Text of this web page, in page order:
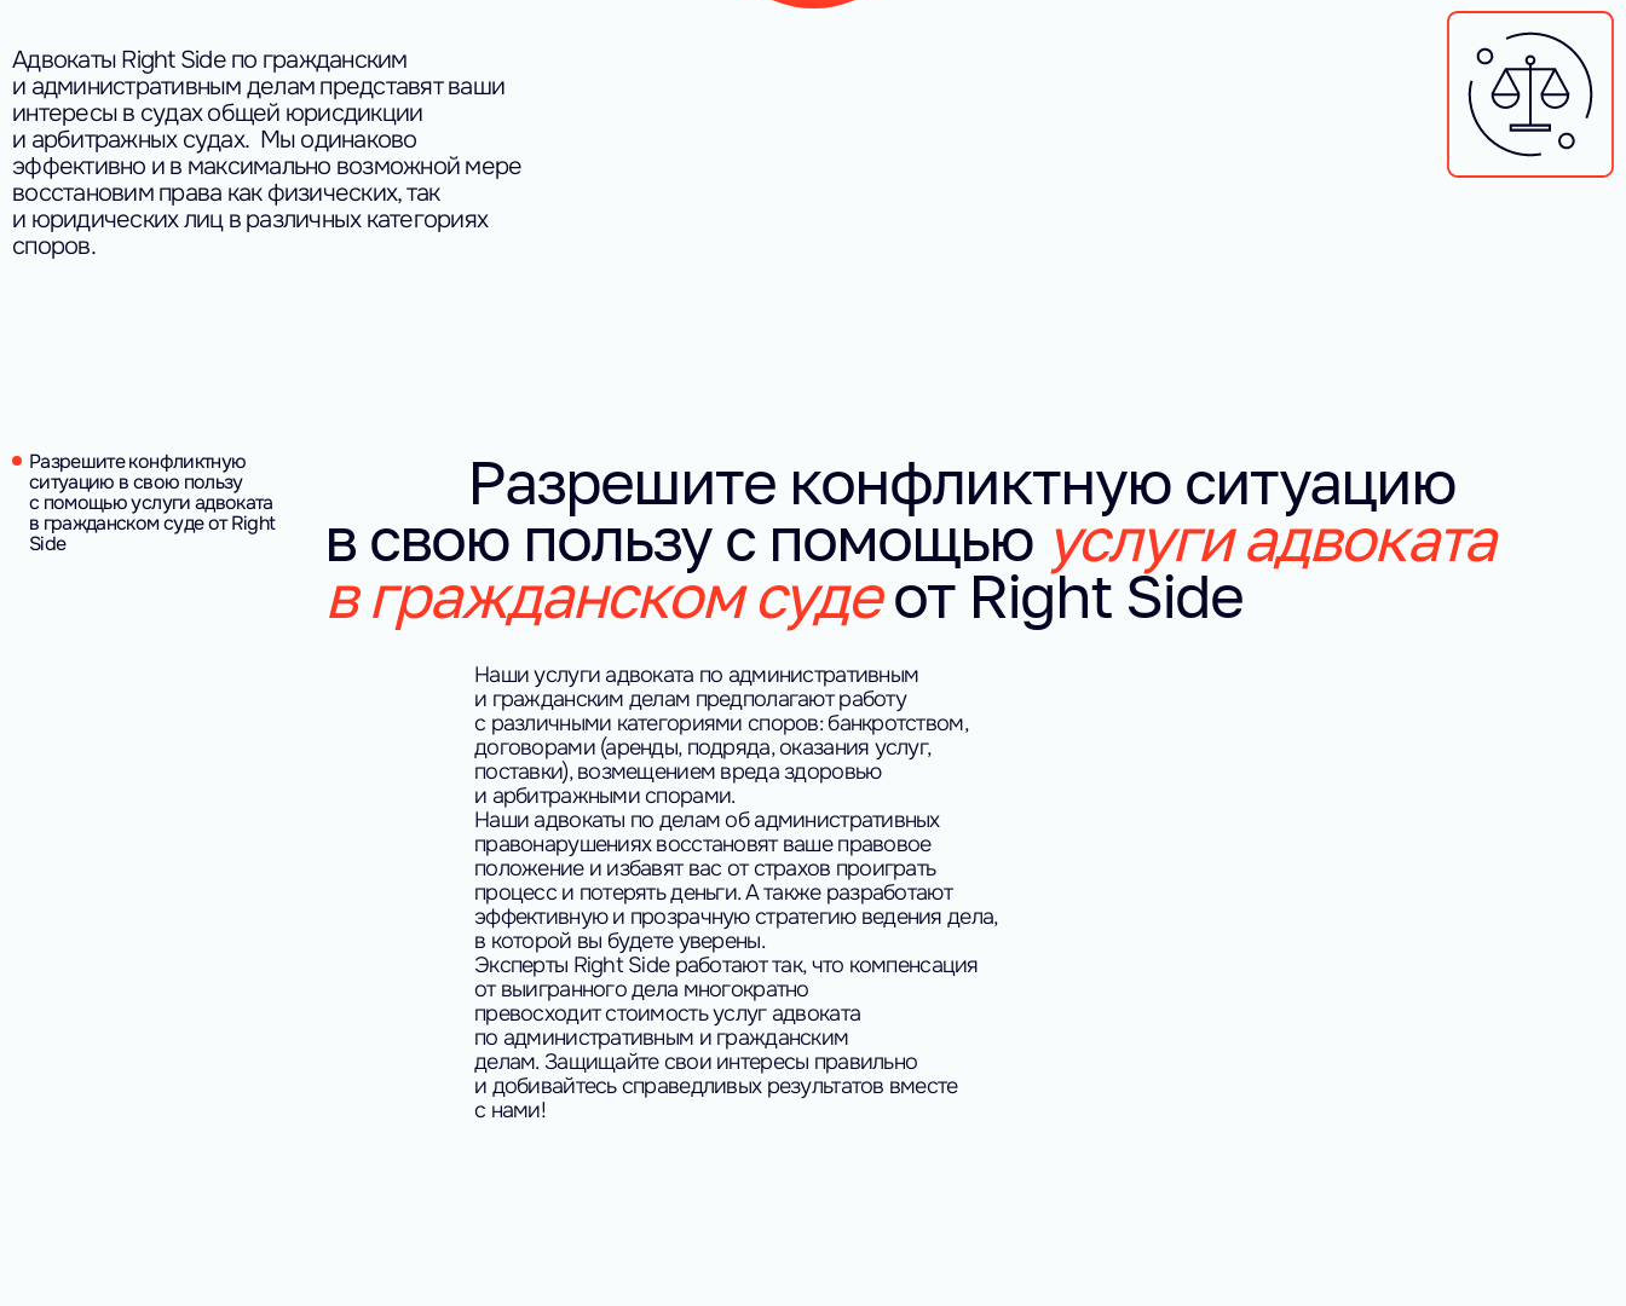
Адвокаты Right Side по гражданским
и административным делам представят ваши
интересы в судах общей юрисдикции
и арбитражных судах. Мы одинаково
эффективно и в максимально возможной мере
восстановим права как физических, так
и юридических лиц в различных категориях
споров.
Разрешите конфликтную
ситуацию в свою пользу
с помощью услуги адвоката
в гражданском суде от Right
Side
Разрешите конфликтную ситуацию
в свою пользу с помощью услуги адвоката
в гражданском судеот Right Side
Наши услуги адвоката по административным
и гражданским делам предполагают работу
с различными категориями споров: банкротством,
договорами (аренды, подряда, оказания услуг,
поставки), возмещением вреда здоровью
и арбитражными спорами.
Наши адвокаты по делам об административных
правонарушениях восстановят ваше правовое
положение и избавят вас от страхов проиграть
процесс и потерять деньги. А также разработают
эффективную и прозрачную стратегию ведения дела,
в которой вы будете уверены.
Эксперты Right Side работают так, что компенсация
от выигранного дела многократно
превосходит стоимость услуг адвоката
по административным и гражданским
делам. Защищайте свои интересы правильно
и добивайтесь справедливых результатов вместе
с нами!